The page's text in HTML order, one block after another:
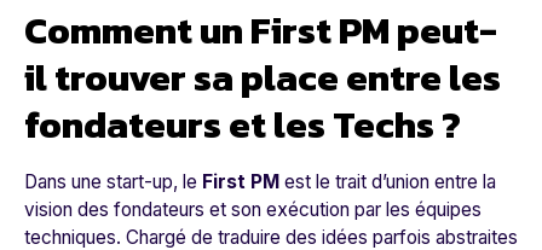
Comment un First PM peut-
il trouver sa place entre les
fondateurs et les Techs ?
Dans une start-up, le First PM est le trait d’union entre la
vision des fondateurs et son exécution par les équipes
techniques. Chargé de traduire des idées parfois abstraites